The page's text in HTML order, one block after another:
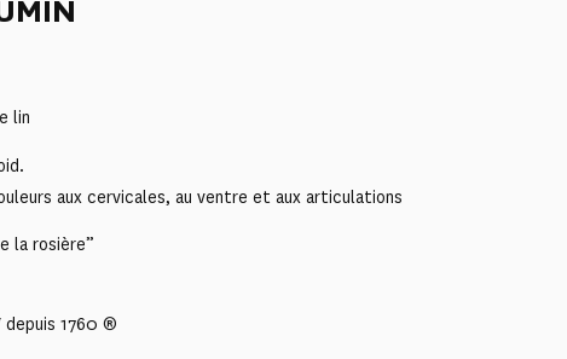
lin
aux cervicales, au ventre et aux articulations
la rosière”
depuis 1760 ®